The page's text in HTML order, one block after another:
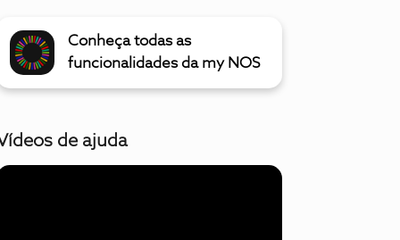
Conheça todas as
funcionalidades da my NOS
de ajuda